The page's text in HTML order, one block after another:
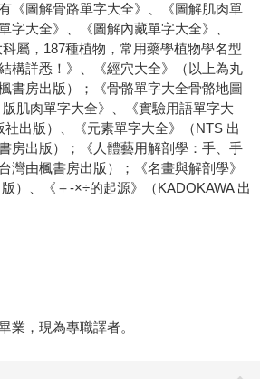
《圖解骨路單字大全》、《圖解肌肉單
字大全》、《圖解內藏單字大全》、
科屬，187種植物，常用藥學植物學名型
構詳悉！》、《經穴大全》（以上為丸
書房出版）；《骨骼單字大全骨骼地圖
肌肉單字大全》、《實驗用語單字大
出版）、《元素單字大全》（NTS 出
房出版）；《人體藝用解剖學：手、手
灣由楓書房出版）；《名畫與解剖學》
版）、《＋-×÷的起源》（KADOKAWA 出
業，現為專職譯者。